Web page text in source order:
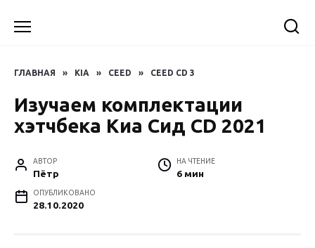
ГЛАВНАЯ » KIA » CEED » CEED CD 3
Изучаем комплектации
хэтчбека Киа Сид CD 2021
АВТОР
Пётр
НА ЧТЕНИЕ
6 мин
ОПУБЛИКОВАНО
28.10.2020